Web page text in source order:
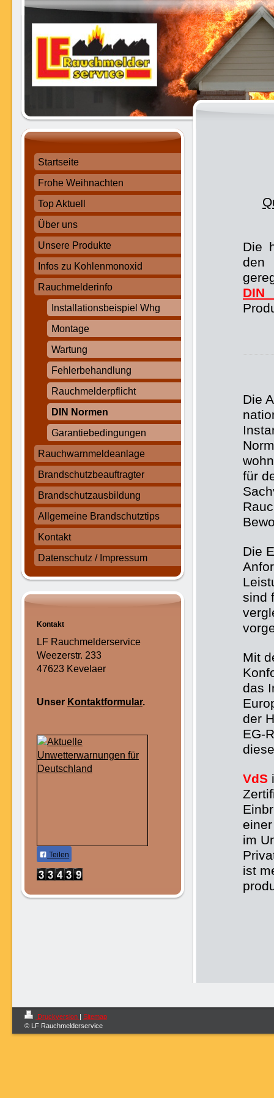
Die
den
DIN
Die
für
Die
sind
Mit
das
der
EG-
VdS
im
ist
Startseite
Frohe Weihnachten
Top Aktuell
Über uns
Unsere Produkte
Infos zu Kohlenmonoxid
Rauchmelderinfo
Installationsbeispiel Whg
Montage
Wartung
Fehlerbehandlung
Rauchmelderpflicht
DIN Normen
Garantiebedingungen
Rauchwarnmeldeanlage
Brandschutzbeauftragter
Brandschutzausbildung
Allgemeine Brandschutztips
Kontakt
Datenschutz / Impressum
Kontakt
LF Rauchmelderservice
Weezerstr. 233
47623 Kevelaer
Unser Kontaktformular.
Teilen
Druckversion | Sitemap
© LF Rauchmelderservice